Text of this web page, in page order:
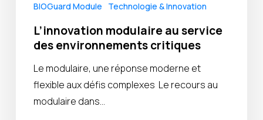
BIOGuard Module Technologie & Innovation
L’innovation modulaire au service
des environnements critiques
Le modulaire, une réponse moderne et
flexible aux défis complexes Le recours au
modulaire dans…